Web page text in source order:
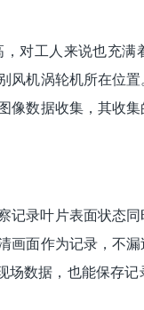
对工人来说也充满
风机涡轮机所在位
像数据收集，其收
记录叶片表面状态
画面作为记录，不
场数据，也能保存